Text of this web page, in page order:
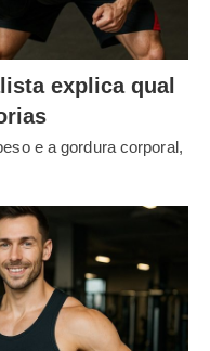
explica qual
e a gordura corporal,